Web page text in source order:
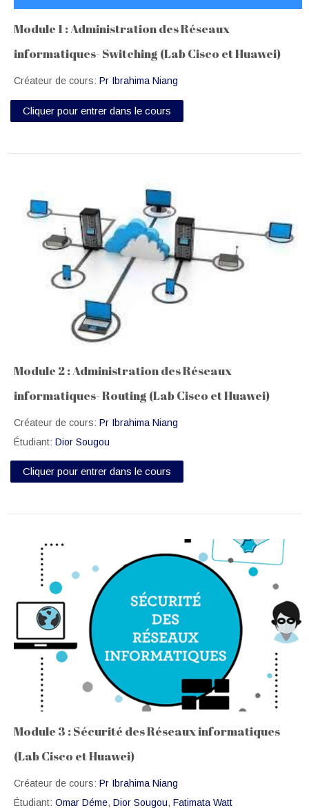
Module 1 : Administration des Réseaux
informatiques- Switching (Lab Cisco et Huawei)
Créateur de cours: Pr Ibrahima Niang
Cliquer pour entrer dans le cours
Module 2 : Administration des Réseaux
informatiques- Routing (Lab Cisco et Huawei)
Créateur de cours: Pr Ibrahima Niang
Étudiant: Dior Sougou
Cliquer pour entrer dans le cours
Module 3 : Sécurité des Réseaux informatiques
(Lab Cisco et Huawei)
Créateur de cours: Pr Ibrahima Niang
Étudiant: Omar Déme, Dior Sougou, Fatimata Watt